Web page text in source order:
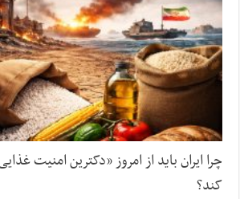
چرا ایران باید از امروز «دکترین امنیت
کند؟